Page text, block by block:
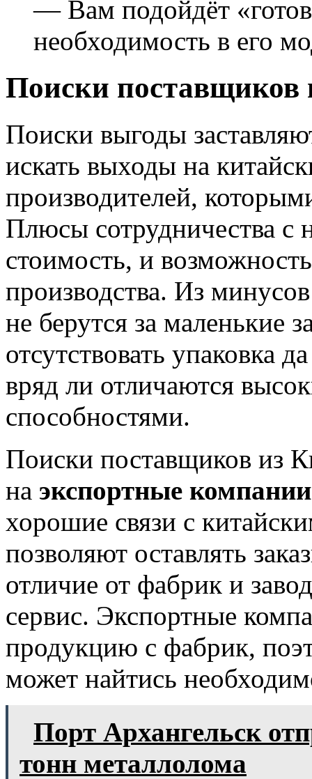
— Вам подойдёт
необходимость в его
Поиски поставщиков
Поиски выгоды
искать выходы на
производителей,
Плюсы сотрудничества с
стоимость, и
производства. Из
не берутся за маленькие
отсутствовать упаковка
вряд ли отличаются
способностями.
Поиски поставщиков из
на экспортные
хорошие связи с
позволяют оставлять
отличие от фабрик и
сервис. Экспортные
продукцию с фабрик,
может найтись
Порт Архангельск
тонн металлолома